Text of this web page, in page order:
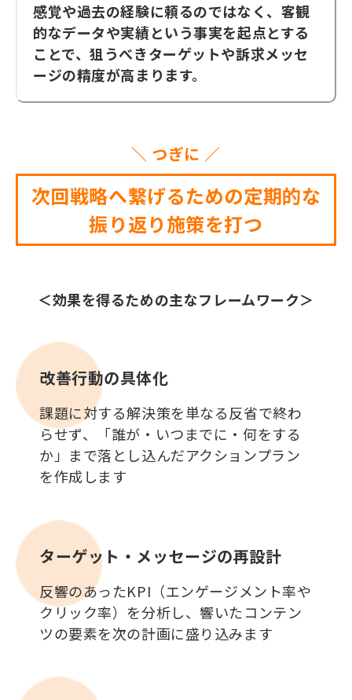
感覚や過去の経験に頼るのではなく、客観
的なデータや実績という事実を起点とする
ことで、狙うべきターゲットや訴求メッセ
ージの精度が高まります。
＼ つぎに ／
次回戦略へ繋げるための定期的な
振り返り施策を打つ
＜効果を得るための主なフレームワーク＞
改善行動の具体化
課題に対する解決策を単なる反省で終わ
らせず、「誰が・いつまでに・何をする
か」まで落とし込んだアクションプラン
を作成します
ターゲット・メッセージの再設計
反響のあったKPI（エンゲージメント率や
クリック率）を分析し、響いたコンテン
ツの要素を次の計画に盛り込みます